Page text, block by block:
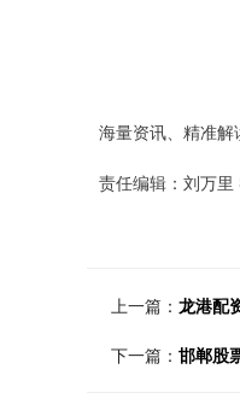
海量资讯、精准
责任编辑：刘万
上一篇： 龙港配
下一篇： 邯郸股